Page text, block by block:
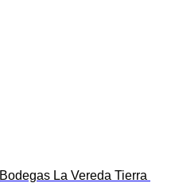
Bodegas La Vereda Tierra